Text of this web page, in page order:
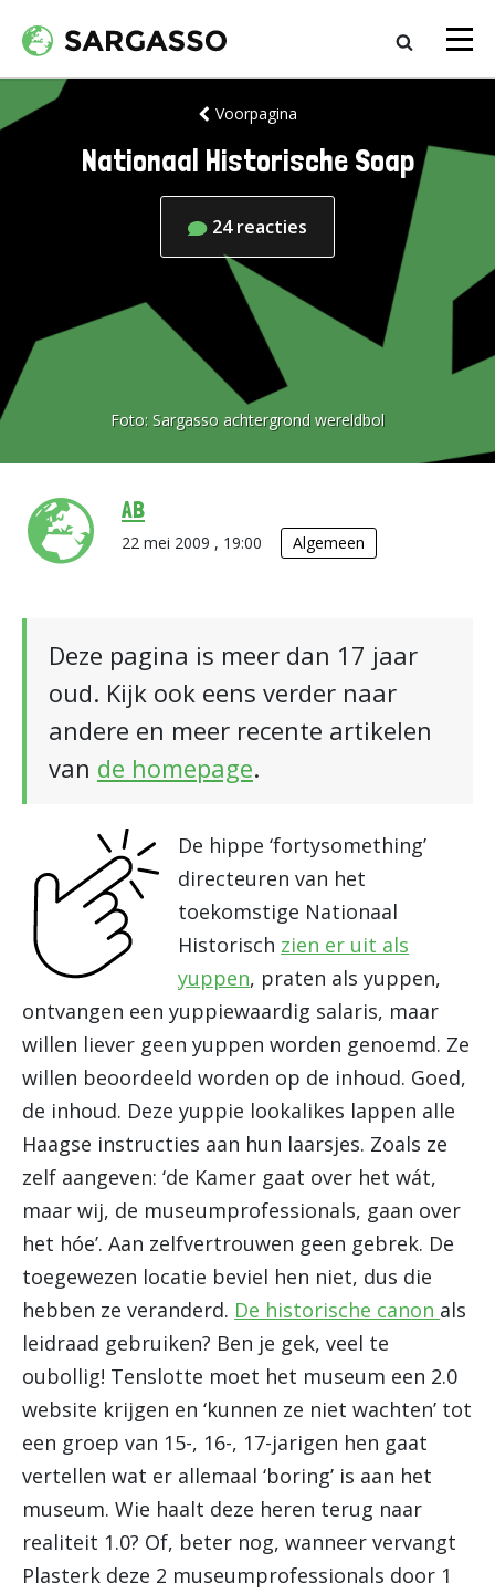
Voorpagina
Nationaal Historische Soap
24 reacties
Foto: Sargasso achtergrond wereldbol
AB
22 mei 2009 , 19:00 Algemeen
Deze pagina is meer dan 17 jaar
oud. Kijk ook eens verder naar
andere en meer recente artikelen
van de homepage.
De hippe ‘fortysomething’
directeuren van het
toekomstige Nationaal
Historisch zien er uit als
yuppen, praten als yuppen,
ontvangen een yuppiewaardig salaris, maar
willen liever geen yuppen worden genoemd. Ze
willen beoordeeld worden op de inhoud. Goed,
de inhoud. Deze yuppie lookalikes lappen alle
Haagse instructies aan hun laarsjes. Zoals ze
zelf aangeven: ‘de Kamer gaat over het wát,
maar wij, de museumprofessionals, gaan over
het hóe’. Aan zelfvertrouwen geen gebrek. De
toegewezen locatie beviel hen niet, dus die
hebben ze veranderd. De historische canon als
leidraad gebruiken? Ben je gek, veel te
oubollig! Tenslotte moet het museum een 2.0
website krijgen en ‘kunnen ze niet wachten’ tot
een groep van 15-, 16-, 17-jarigen hen gaat
vertellen wat er allemaal ‘boring’ is aan het
museum. Wie haalt deze heren terug naar
realiteit 1.0? Of, beter nog, wanneer vervangt
Plasterk deze 2 museumprofessionals door 1